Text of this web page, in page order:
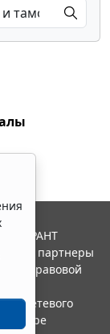
ГАРАНТ
и ее партнеры
правовой
сетевого
в сфере